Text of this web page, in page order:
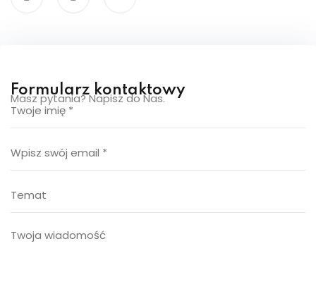
Formularz kontaktowy
Masz pytania? Napisz do Nas.